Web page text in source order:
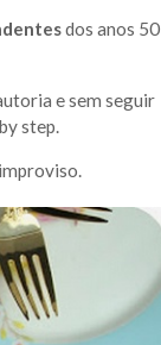
dos anos 50
e sem seguir
step.